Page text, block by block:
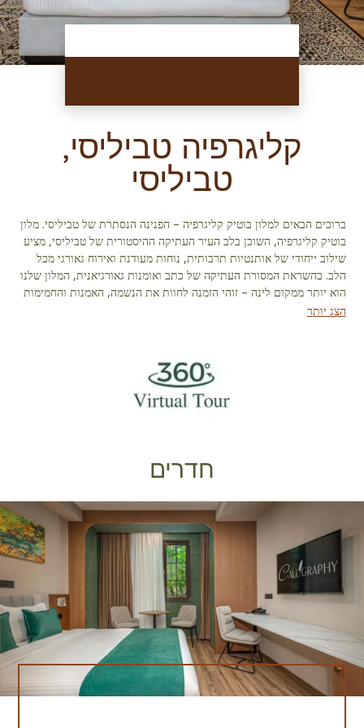
קליגרפיה טביליסי,
טביליסי
ברוכים הבאים למלון בוטיק קליגרפיה – הפנינה הנסתרת של טביליסי. מלון
בוטיק קליגרפיה, השוכן בלב העיר העתיקה ההיסטורית של טביליסי, מציע
שילוב ייחודי של אותנטיות תרבותית, נוחות מעודנת ואירוח גאורגי מכל
הלב. בהשראת המסורת העתיקה של כתב ואומנות גאורגיאנית, המלון שלנו
הוא יותר ממקום לינה – זוהי הזמנה לחוות את הנשמה, האמנות והחמימות
של בירת גאורגיה. אלגנטיות אדריכלית ועיצוב מתחשב. מלון קליגרפיה,
ומוטיבים של קליגרפיה גאורגית, ויוצר אווירה של עידון וחיבור תרבותי
מאובזרים היטב, כל חלל אורגן בקפידה לנוחות ושלווה. האורחים יכולים
לבחור בין חדרים זוגיים נעימים, חדרי דלוקס קינג וסוויטות מרווחות. צפו
פרטיים אלגנטיים המצוידים במוצרי טיפוח יוקרתיים. חדרים רבים מציעים
מרפסות המשקיפות על הרחובות המקסימים של טביליסי העתיקה. מיקום
דרך איקוניים כמו מבצר נריקלה, שדרת רוסתוולי ורחובות מרוצפי האבן
התוססים של העיר העתיקה, מלון קליגרפיה מציב את הטוב ביותר של
טביליסי אל סף דלתכם. גלו את ההיסטוריה העשירה של העיר, גלריות
אקלקטיות, חנויות אומנים ומרחצאות גופרית מפורסמים - הכל במרחק
הליכה נוח או נסיעה קצרה במונית. שירותי אירוח ושירותי בוטיק מסורים
הצוות הרב-לשוני הנלהב שלנו כאן 24/7 כדי להבטיח שהחוויה שלכם
תהיה חלקה - החל מארגון סיורים מותאמים אישית בעיר וטעימות יין ועד
סיוע בהמלצות לטיולי יום. עבור אורחי עסקים, אנו מציעים אזור עבודה
משותף מבודד וחלל פגישות פרטי. למה לבחור במלון קליגרפיה? אווירה
אותנטית מושפעת ממורשת אמנותית גאורגית חדרי בוטיק נוחים עם עיצוב
ומתקנים מתחשבים קונספט Stay & Dine המציע גסטרונומיה מעודנת
ומרחבים חברתיים במקום מיקום שאין שני לו בלב התרבותי וההיסטורי של
הצג יותר
חדרים